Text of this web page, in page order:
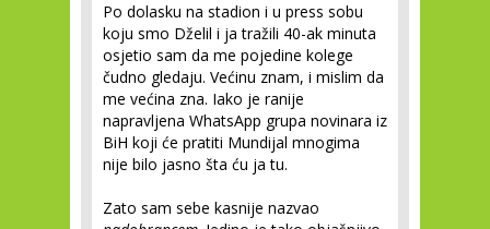
Po dolasku na stadion i u press sobu
koju smo Dželil i ja tražili 40-ak minuta
osjetio sam da me pojedine kolege
čudno gledaju. Većinu znam, i mislim da
me većina zna. Iako je ranije
napravljena WhatsApp grupa novinara iz
BiH koji će pratiti Mundijal mnogima
nije bilo jasno šta ću ja tu.
Zato sam sebe kasnije nazvao